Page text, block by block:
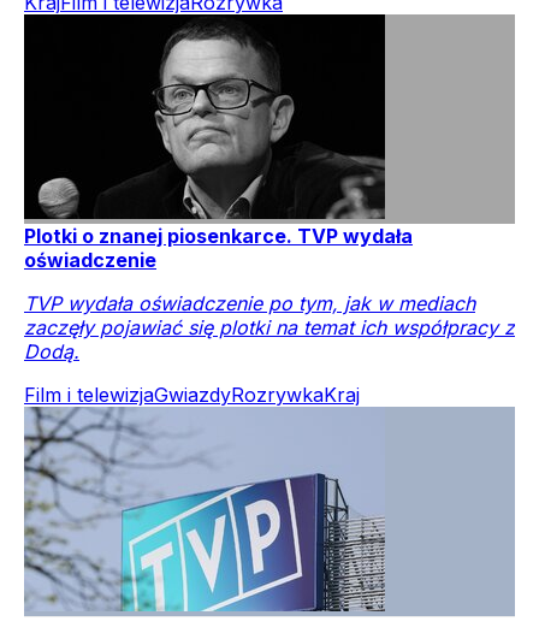
Plotki o znanej piosenkarce. TVP wydała
oświadczenie
TVP wydała oświadczenie po tym, jak w mediach
zaczęły pojawiać się plotki na temat ich współpracy z
Dodą.
Film i telewizjaGwiazdyRozrywkaKraj